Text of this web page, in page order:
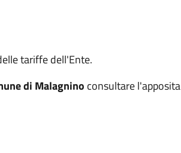
tariffe dell'Ente.
di Malagnino consultare l'apposita